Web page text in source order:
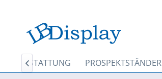
PROSPEKTSTÄNDER
